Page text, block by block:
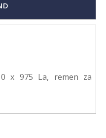
x 975 La, remen za